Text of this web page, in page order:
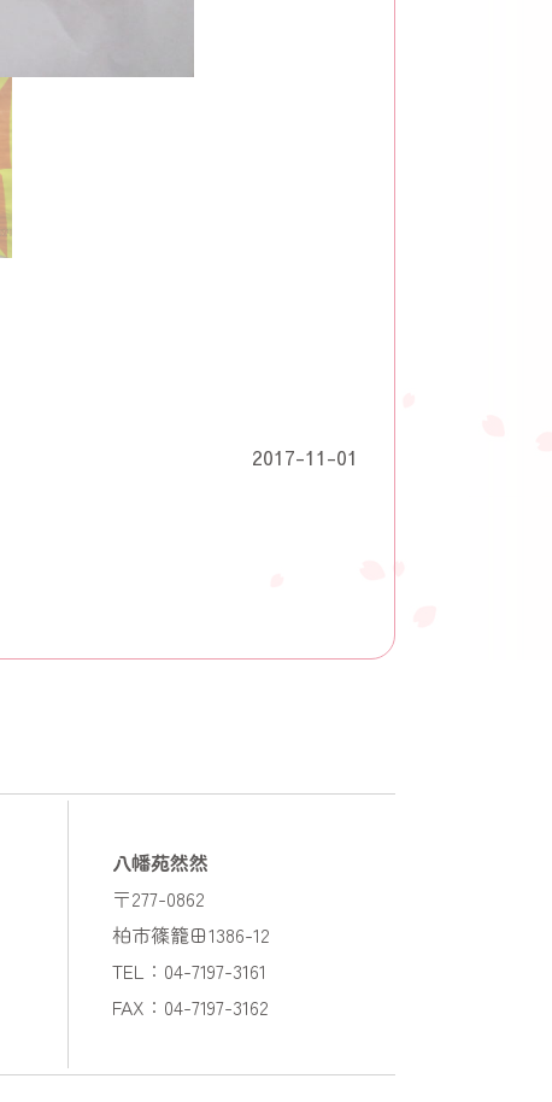
2017-11-01
八幡苑然然
〒277-0862
柏市篠籠田1386-12
TEL：04-7197-3161
FAX：04-7197-3162